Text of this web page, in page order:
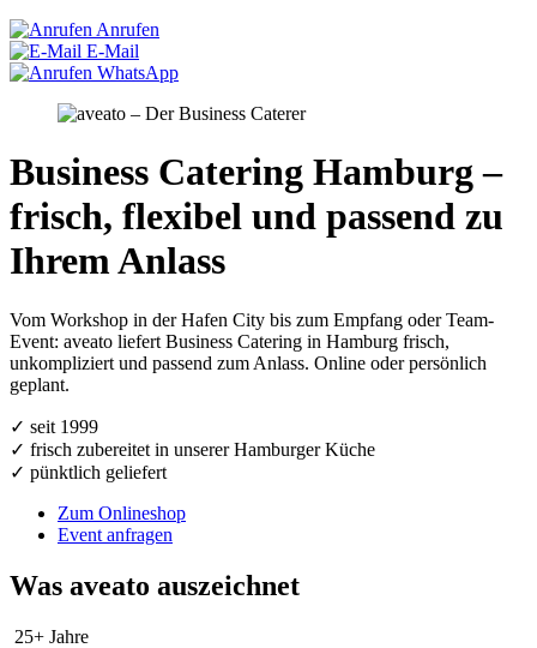
Anrufen
E-Mail
WhatsApp
Business Catering Hamburg –
frisch, flexibel und passend zu
Ihrem Anlass
Vom Workshop in der Hafen City bis zum Empfang oder Team-
Event: aveato liefert Business Catering in Hamburg frisch,
unkompliziert und passend zum Anlass. Online oder persönlich
geplant.
✓ seit 1999
✓ frisch zubereitet in unserer Hamburger Küche
✓ pünktlich geliefert
Zum Onlineshop
Event anfragen
Was aveato auszeichnet
25+ Jahre